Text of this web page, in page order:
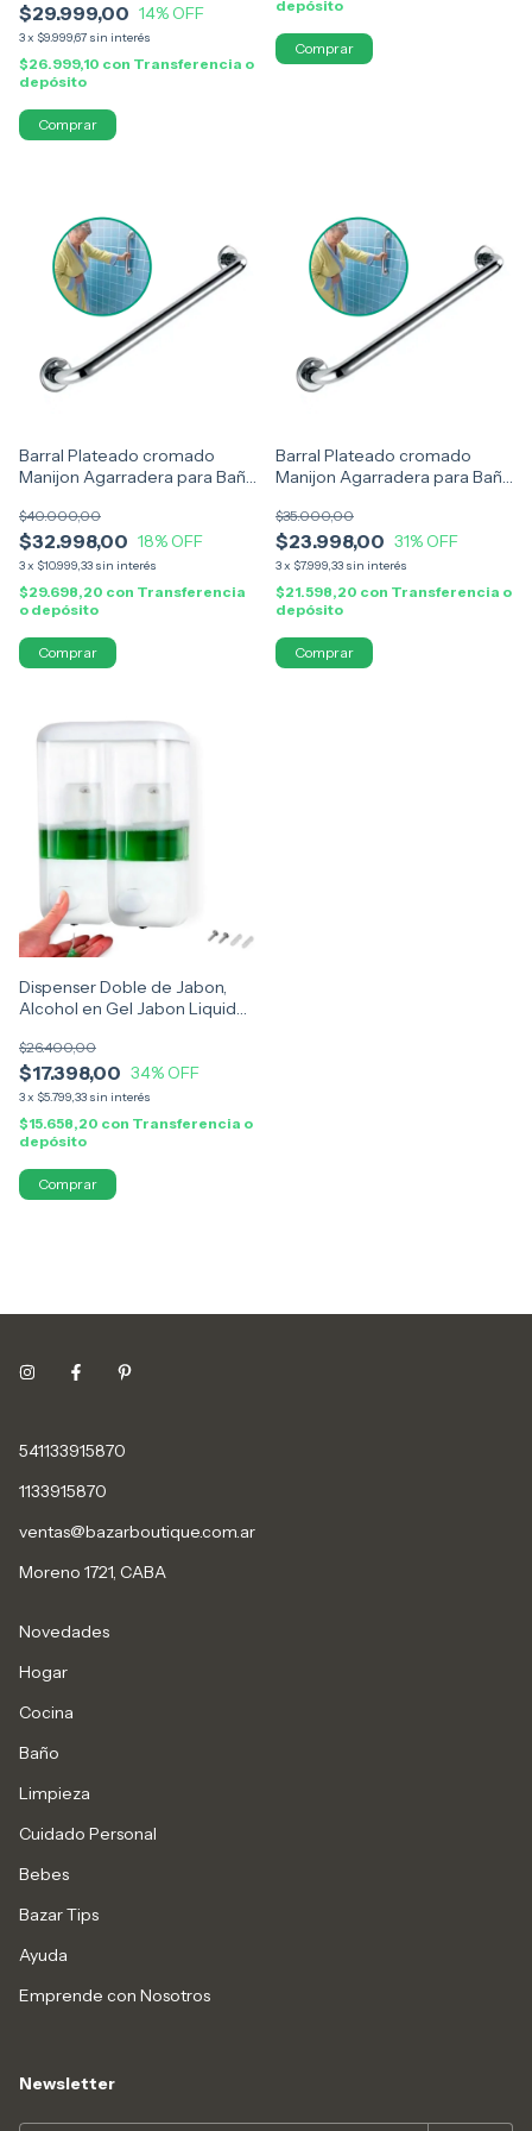
$29.999,00 14% OFF
3x $9.999,67 sin interés
$26.999,10 con Transferencia o
depósito
depósito
Barral Plateado cromado
Manijon Agarradera para Baño
$32.998,00
$40.000,00
18% OFF
3x $10.999,33 sin interés
$29.698,20 con Transferencia
o depósito
Comprar
Barral Plateado cromado
Manijon Agarradera para Baño
$23.998,00
$35.000,00
31% OFF
3x $7.999,33 sin interés
$21.598,20 con Transferencia o
depósito
Comprar
Dispenser Doble de Jabon,
Alcohol en Gel Jabon Liquido
$17.398,00
$26.400,00
34% OFF
3x $5.799,33 sin interés
$15.658,20 con Transferencia o
depósito
541133915870
1133915870
ventas@bazarboutique.com.ar
Moreno 1721, CABA
Novedades
Hogar
Cocina
Baño
Limpieza
Cuidado Personal
Bebes
Bazar Tips
Ayuda
Emprende con Nosotros
Newsletter